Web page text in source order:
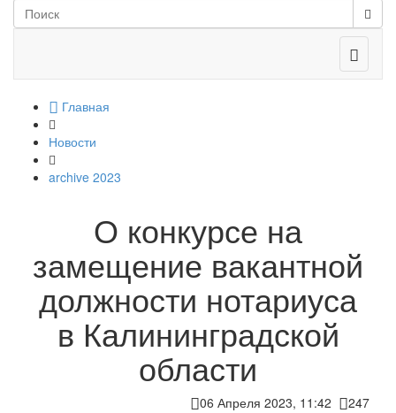
Toggle
Главная
Новости
archive 2023
О конкурсе на
замещение вакантной
должности нотариуса
в Калининградской
области
06 Апреля 2023, 11:42
247